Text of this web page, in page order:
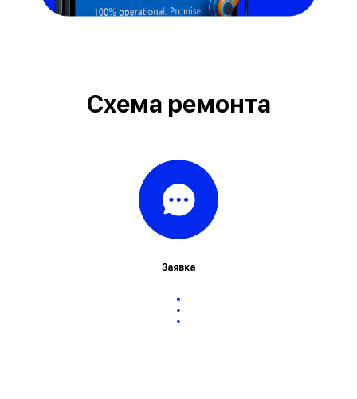
Схема ремонта
Заявка